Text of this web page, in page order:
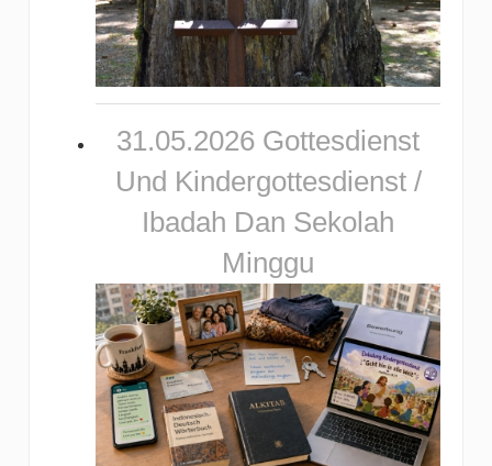
31.05.2026 Gottesdienst
Und Kindergottesdienst /
Ibadah Dan Sekolah
Minggu